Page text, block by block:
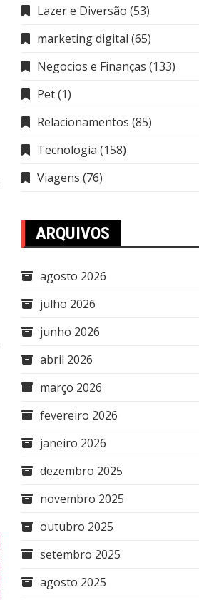
Lazer e Diversão (53)
marketing digital (65)
Negocios e Finanças (133)
Pet(1)
Relacionamentos (85)
Tecnologia (158)
Viagens (76)
ARQUIVOS
agosto 2026
julho 2026
junho 2026
abril 2026
março 2026
fevereiro 2026
janeiro 2026
dezembro 2025
novembro 2025
outubro 2025
setembro 2025
agosto 2025